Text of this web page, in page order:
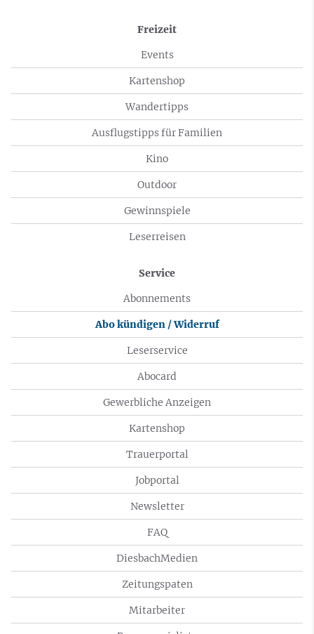
Freizeit
Events
Kartenshop
Wandertipps
Ausflugstipps für Familien
Kino
Outdoor
Gewinnspiele
Leserreisen
Service
Abonnements
Abo kündigen / Widerruf
Leserservice
Abocard
Gewerbliche Anzeigen
Kartenshop
Trauerportal
Jobportal
Newsletter
FAQ
DiesbachMedien
Zeitungspaten
Mitarbeiter